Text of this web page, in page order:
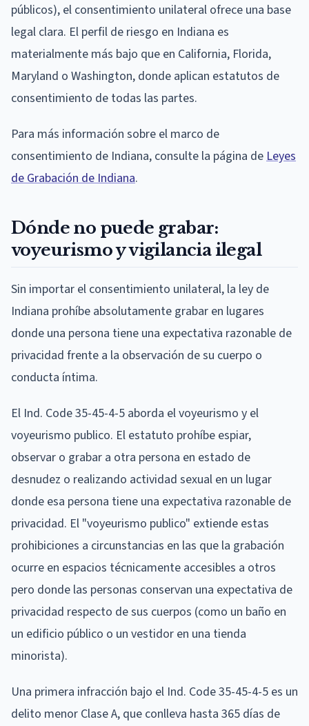
públicos), el consentimiento unilateral ofrece una base
legal clara. El perfil de riesgo en Indiana es
materialmente más bajo que en California, Florida,
Maryland o Washington, donde aplican estatutos de
consentimiento de todas las partes.
Para más información sobre el marco de
consentimiento de Indiana, consulte la página deLeyes
de Grabación de Indiana.
Dónde no puede grabar:
voyeurismo y vigilancia ilegal
Sin importar el consentimiento unilateral, la ley de
Indiana prohíbe absolutamente grabar en lugares
donde una persona tiene una expectativa razonable de
privacidad frente a la observación de su cuerpo o
conducta íntima.
El Ind. Code 35-45-4-5 aborda el voyeurismo y el
voyeurismo publico. El estatuto prohíbe espiar,
observar o grabar a otra persona en estado de
desnudez o realizando actividad sexual en un lugar
donde esa persona tiene una expectativa razonable de
privacidad. El "voyeurismo publico" extiende estas
prohibiciones a circunstancias en las que la grabación
ocurre en espacios técnicamente accesibles a otros
pero donde las personas conservan una expectativa de
privacidad respecto de sus cuerpos (como un baño en
un edificio público o un vestidor en una tienda
minorista).
Una primera infracción bajo el Ind. Code 35-45-4-5 es un
delito menor Clase A, que conlleva hasta 365 días de